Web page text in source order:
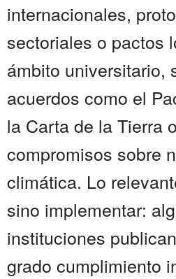
internacionales,
sectoriales o pactos
ámbito universitario,
acuerdos como el
la Carta de la Tierra
compromisos sobre
climática. Lo
sino implementar:
instituciones
grado cumplimiento